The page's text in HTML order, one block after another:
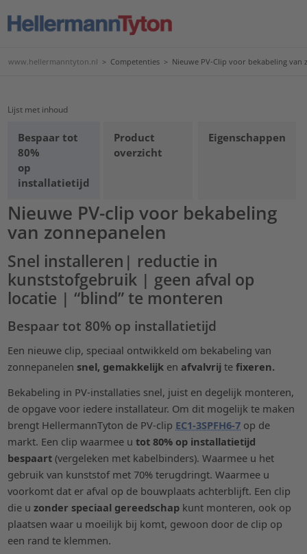
www.hellermanntyton.nl > Competenties > Nieuwe PV-Clip voor bekabeling van
Lijst met inhoud
Bespaar tot
80%
op
installatietijd
Product
overzicht
Eigenschappen
Nieuwe PV-clip voor bekabeling
van zonnepanelen
Snel installeren| reductie in
kunststofgebruik | geen afval op
locatie | “blind” te monteren
Bespaar tot 80% op installatietijd
Een nieuwe clip, speciaal ontwikkeld om bekabeling van
zonnepanelensnel, gemakkelijk enafvalvrijtefixeren.
Bekabeling in PV-installaties snel, juist en degelijk monteren,
de opgave voor iedere installateur. Om dit mogelijk te maken
brengt HellermannTyton de PV-clip EC1-3SPFH6-7 op de
markt. Een clip waarmee u tot 80% op installatietijd
bespaart (vergeleken met kabelbinders). Waarmee u het
gebruik van kunststof met 70% terugdringt. Waarmee u
voorkomt dat er afval op de bouwplaats achterblijft. Een clip
die u zonder speciaal gereedschap kunt monteren, ook op
plaatsen waar u moeilijk bij komt, gewoon door de clip op
een rand te klemmen.